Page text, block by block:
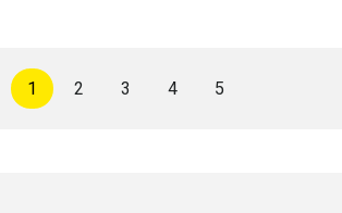
1 2 3 4 5